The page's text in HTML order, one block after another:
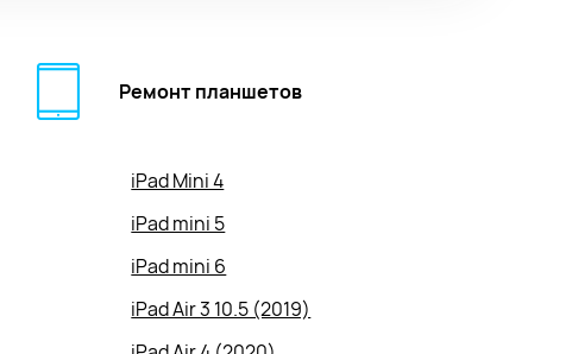
Ремонт планшетов
iPad Mini 4
iPad mini 5
iPad mini 6
iPad Air 3 10.5 (2019)